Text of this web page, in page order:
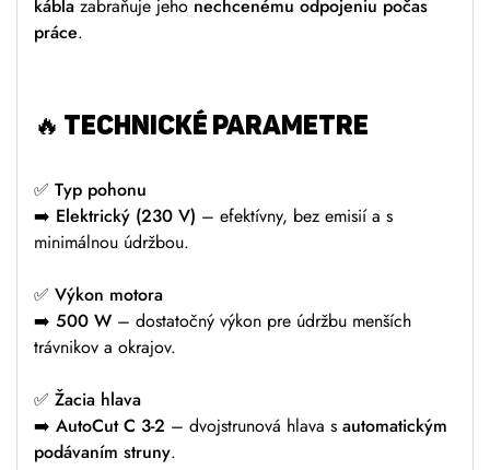
kábla zabraňuje jeho nechcenému odpojeniu počas
práce.
🔥 TECHNICKÉ PARAMETRE
✅ Typ pohonu
➡️ Elektrický (230 V) – efektívny, bez emisií a s
minimálnou údržbou.
✅ Výkon motora
➡️ 500 W – dostatočný výkon pre údržbu menších
trávnikov a okrajov.
✅ Žacia hlava
➡️ AutoCut C 3-2 – dvojstrunová hlava s automatickým
podávaním struny.